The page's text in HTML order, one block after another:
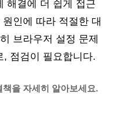
해결에 더 쉽게 접근
인에 따라 적절한 대
브라우저 설정 문제
, 점검이 필요합니다.
을 자세히 알아보세요.